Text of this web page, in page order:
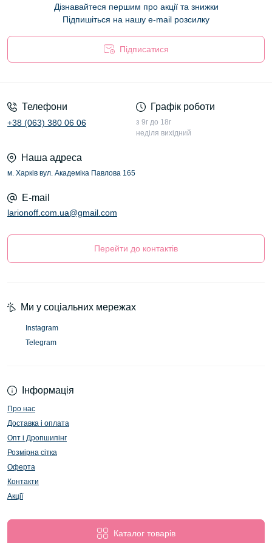
Дізнавайтеся першим про акції та знижки
Підпишіться на нашу e-mail розсилку
Підписатися
Телефони
+38 (063) 380 06 06
Графік роботи
з 9г до 18г
неділя вихідний
Наша адреса
м. Харків вул. Академіка Павлова 165
E-mail
larionoff.com.ua@gmail.com
Перейти до контактів
Інформація
Про нас
Доставка і оплата
Опт і Дропшипінг
Розмірна сітка
Оферта
Контакти
Акції
Каталог товарів
Ми у соціальних мережах
Instagram
Telegram